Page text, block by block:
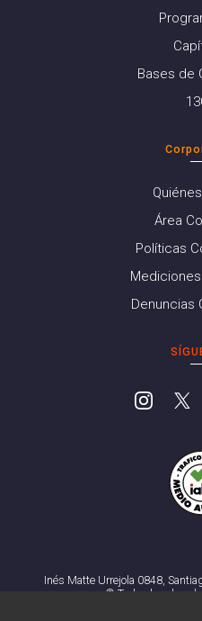
Bases de
Área
Políticas
Denuncias
Inés Matte Urrejola 0848,
© Todos los